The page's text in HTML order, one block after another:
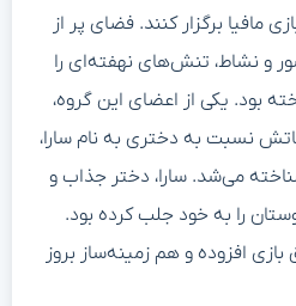
مافیا برگزار کنند. فضای پر از
و نشاط، تنش‌های نهفته‌ای را
بود. یکی از اعضای این گروه،
نسبت به دختری به نام سارا،
می‌شد. سارا، دختر جذاب و
را به خود جلب کرده بود.
افزوده و هم زمینه‌ساز بروز